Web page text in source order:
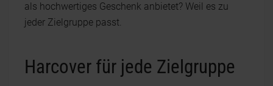
als hochwertiges Geschenk anbietet? Weil es zu
jeder Zielgruppe passt.
Harcover für jede Zielgruppe